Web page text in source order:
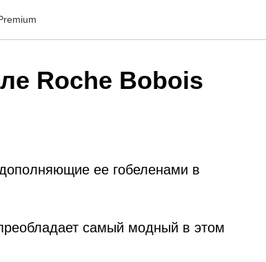
Roche Bobois
ее гобеленами в
самый модный в этом